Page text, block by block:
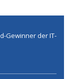
Gewinner der IT-